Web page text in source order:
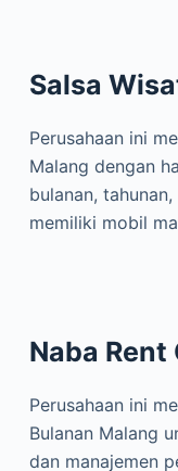
Salsa
Perusahaan ini
Malang dengan
bulanan,
memiliki mobil
Naba Rent
Perusahaan ini
Bulanan Malang
dan manajemen